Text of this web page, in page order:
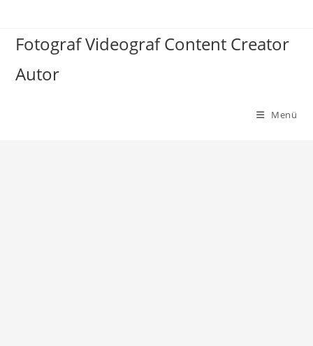
springen
Fotograf Videograf Content Creator
Autor
Menü